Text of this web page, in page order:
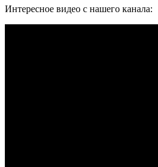
Интересное видео с нашего канала: